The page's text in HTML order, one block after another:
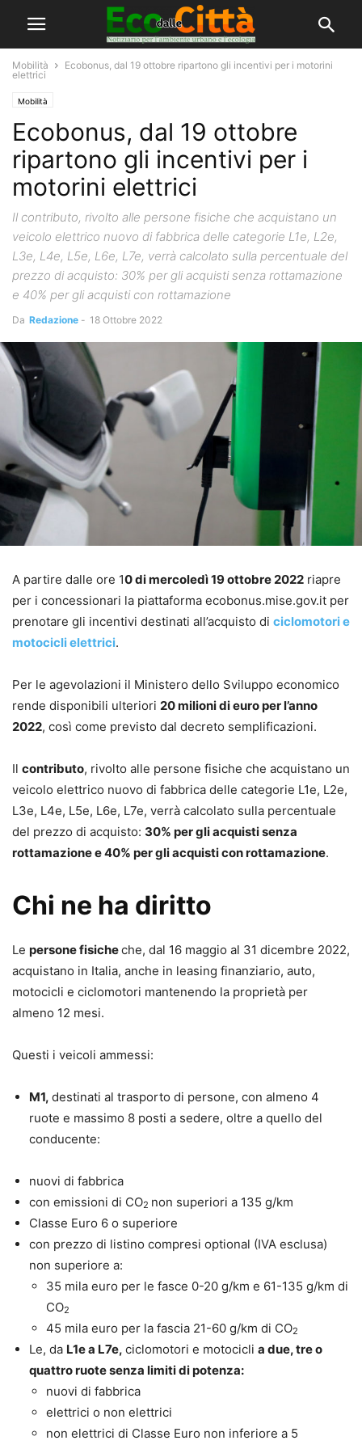
Mobilità
Ecobonus, dal 19 ottobre ripartono gli incentivi per i motorini
elettrici
Mobilità
Ecobonus, dal 19 ottobre
ripartono gli incentivi per i
motorini elettrici
Il contributo, rivolto alle persone fisiche che acquistano un
veicolo elettrico nuovo di fabbrica delle categorie L1e, L2e,
L3e, L4e, L5e, L6e, L7e, verrà calcolato sulla percentuale del
prezzo di acquisto: 30% per gli acquisti senza rottamazione
e 40% per gli acquisti con rottamazione
Da Redazione - 18 Ottobre 2022
A partire dalle ore 10 di mercoledì 19 ottobre 2022 riapre
per i concessionari la piattaforma ecobonus.mise.gov.it per
prenotare gli incentivi destinati all’acquisto di ciclomotori e
motocicli elettrici.
Per le agevolazioni il Ministero dello Sviluppo economico
rende disponibili ulteriori 20 milioni di euro per l’anno
2022, così come previsto dal decreto semplificazioni.
Il contributo, rivolto alle persone fisiche che acquistano un
veicolo elettrico nuovo di fabbrica delle categorie L1e, L2e,
L3e, L4e, L5e, L6e, L7e, verrà calcolato sulla percentuale
del prezzo di acquisto: 30% per gli acquisti senza
rottamazione e 40% per gli acquisti con rottamazione.
Chi ne ha diritto
Le persone fisicheche, dal 16 maggio al 31 dicembre 2022,
acquistano in Italia, anche in leasing finanziario, auto,
motocicli e ciclomotori mantenendo la proprietà per
almeno 12 mesi.
Questi i veicoli ammessi:
M1, destinati al trasporto di persone, con almeno 4
ruote e massimo 8 posti a sedere, oltre a quello del
conducente:
nuovi di fabbrica
con emissioni di CO2 non superiori a 135 g/km
Classe Euro 6 o superiore
con prezzo di listino compresi optional (IVA esclusa)
non superiore a:
35 mila euro per le fasce 0-20 g/km e 61-135 g/km di
CO2
45 mila euro per la fascia 21-60 g/km di CO2
Le, da L1e a L7e, ciclomotori e motocicli a due, tre o
quattro ruote senza limiti di potenza:
nuovi di fabbrica
elettrici o non elettrici
non elettrici di Classe Euro non inferiore a 5